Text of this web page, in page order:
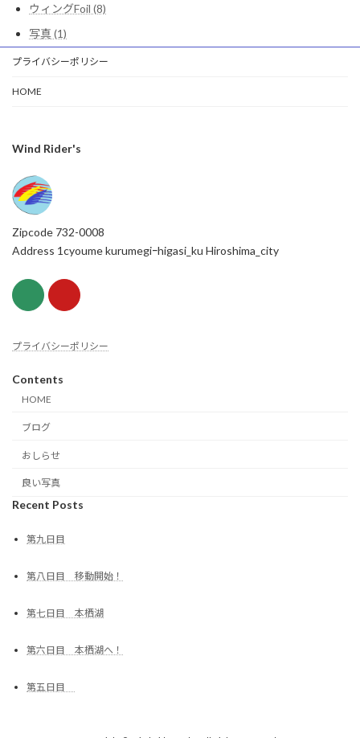
ウィングFoil (8)
写真 (1)
プライバシーポリシー
HOME
Wind Rider's
Zipcode 732-0008
Address 1cyoume kurumegiｰhigasi_ku Hiroshima_city
プライバシーポリシー
Contents
HOME
ブログ
おしらせ
良い写真
Recent Posts
第九日目
第八日目 移動開始！
第七日目 本栖湖
第六日目 本栖湖へ！
第五日目